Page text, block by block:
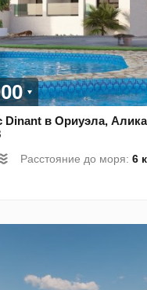
в Ориуэла,
Расстояние до моря:6